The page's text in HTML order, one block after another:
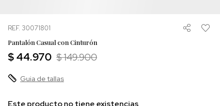
REF. 30071801
Pantalón Casual con Cinturón
$ 44.970 $ 149.900
Guia de tallas
Este producto no tiene existencias